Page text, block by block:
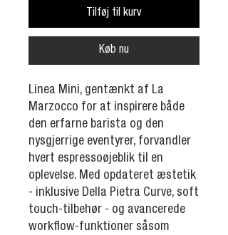
Tilføj til kurv
Køb nu
Linea Mini, gentænkt af La
Marzocco for at inspirere både
den erfarne barista og den
nysgjerrige eventyrer, forvandler
hvert espressoøjeblik til en
oplevelse. Med opdateret æstetik
- inklusive Della Pietra Curve, soft
touch-tilbehør - og avancerede
workflow-funktioner såsom